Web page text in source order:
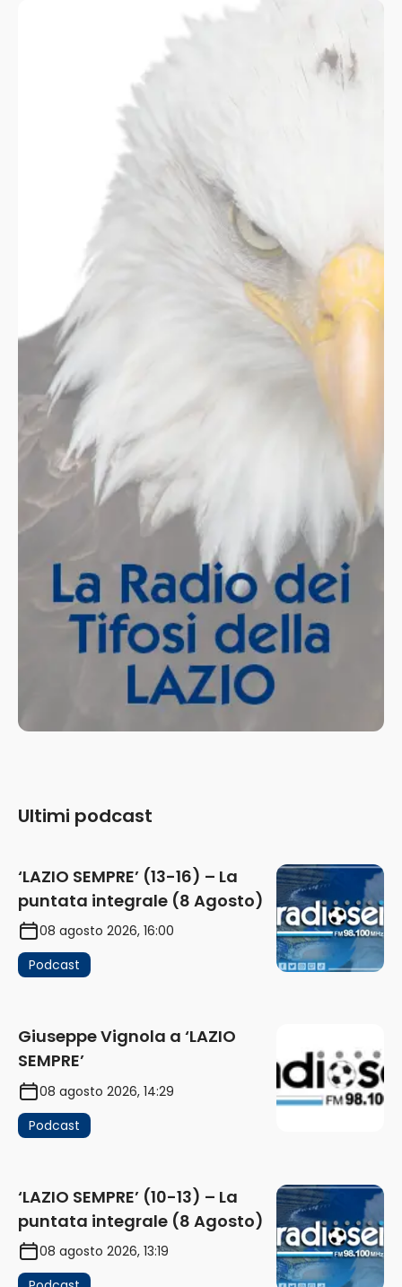
Ultimi podcast
‘LAZIO SEMPRE’ (13-16) – La
puntata integrale (8 Agosto)
08 agosto 2026, 16:00
Podcast
Giuseppe Vignola a ‘LAZIO
SEMPRE’
08 agosto 2026, 14:29
Podcast
‘LAZIO SEMPRE’ (10-13) – La
puntata integrale (8 Agosto)
08 agosto 2026, 13:19